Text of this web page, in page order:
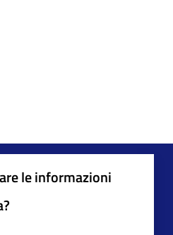
le informazioni